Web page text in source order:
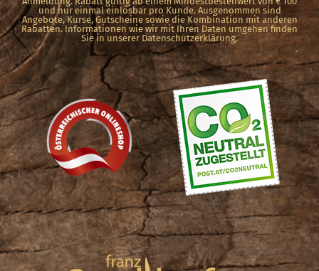
und nur einmal einlösbar pro Kunde. Ausgenommen sind
Angebote, Kurse, Gutscheine sowie die Kombination mit anderen
Rabatten. Informationen wie wir mit Ihren Daten umgehen finden
Sie in unserer Datenschutzerklärung.